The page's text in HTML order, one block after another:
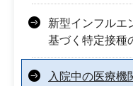
新型インフルエ
基づく特定接種
入院中の医療機